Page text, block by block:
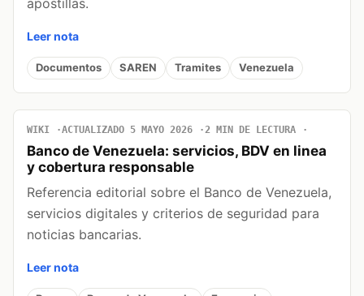
Leer nota
Documentos SAREN Tramites Venezuela
WIKI ACTUALIZADO 5 MAYO 2026 2 MIN DE LECTURA
Banco de Venezuela: servicios, BDV en linea
y cobertura responsable
Referencia editorial sobre el Banco de Venezuela,
servicios digitales y criterios de seguridad para
noticias bancarias.
Leer nota